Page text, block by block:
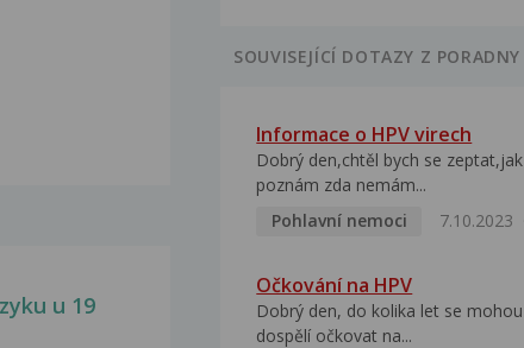
u 19
SOUVISEJÍCÍ DOTAZY Z PORADNY
Informace o HPV virech
Dobrý den,chtěl bych se zeptat,jak
poznám zda nemám...
Pohlavní nemoci
7.10.2023
Očkování na HPV
Dobrý den, do kolika let se mohou
dospělí očkovat na...